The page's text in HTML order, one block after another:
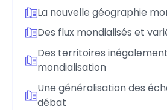
La nouvelle géographie
Des flux mondialisés et
Des territoires
mondialisation
Une généralisation des
débat